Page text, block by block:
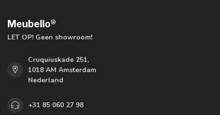
Meubello®
LET OP! Geen showroom!
Cruquiuskade 251,
1018 AM Amsterdam
Nederland
+31 85 060 27 98